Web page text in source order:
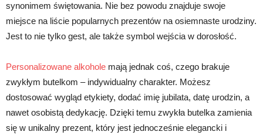
synonimem świętowania. Nie bez powodu znajduje swoje
miejsce na liście popularnych prezentów na osiemnaste urodziny.
Jest to nie tylko gest, ale także symbol wejścia w dorosłość.
Personalizowane alkohole mają jednak coś, czego brakuje
zwykłym butelkom – indywidualny charakter. Możesz
dostosować wygląd etykiety, dodać imię jubilata, datę urodzin, a
nawet osobistą dedykację. Dzięki temu zwykła butelka zamienia
się w unikalny prezent, który jest jednocześnie elegancki i